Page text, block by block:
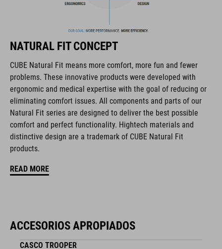
protege el tobillo y aumenta la resistencia al desgaste,
incluso en las condiciones de ciclismo más duras.
MARCA
La marca CUBE es sinónimo de productos innovadores y de
alta calidad, basados constantemente en las tendencias
actuales. Gracias a la estrecha colaboración de los
diseñadores en el desarrollo de accesorios y bicicletas, los
productos están perfectamente armonizados y ofrecen la
cierre de cordones
NATURAL FIT CONCEPT
CUBE Natural Fit means more comfort, more fun and fewer
problems. These innovative products were developed with
ergonomic and medical expertise with the goal of reducing or
eliminating comfort issues. All components and parts of our
Natural Fit series are designed to deliver the best possible
comfort and perfect functionality. Hightech materials and
distinctive design are a trademark of CUBE Natural Fit
products.
READ MORE
ACCESORIOS APROPIADOS
CASCO TROOPER